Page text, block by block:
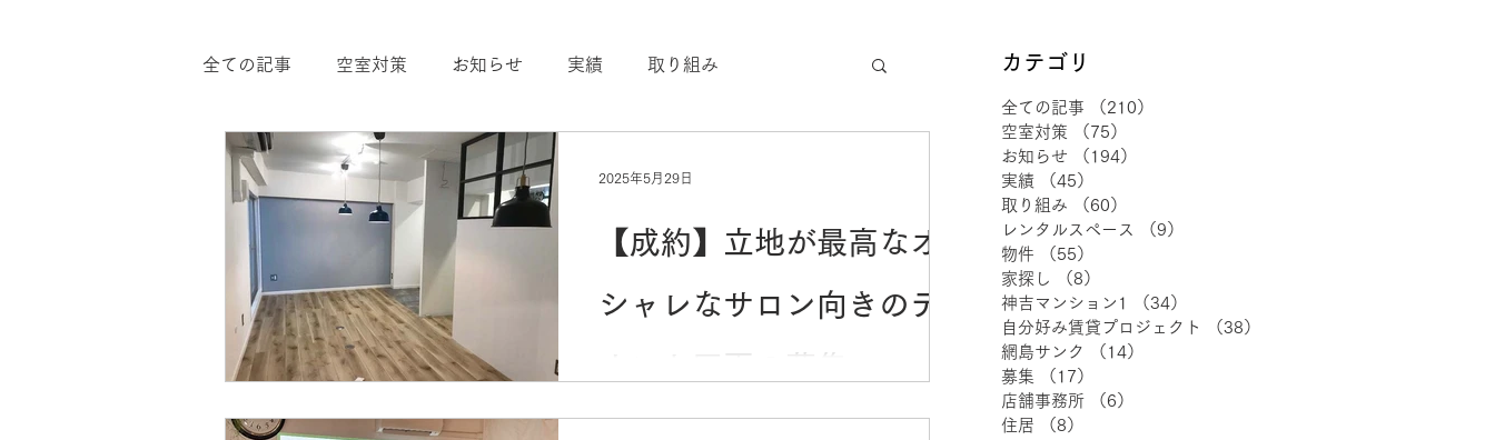
全ての記事 空室対策 お知らせ 実績 取り組み
レンタルスペース 物件 家探し
自分好み賃貸プロジェクト 募集 店舗事務所
住居 シェアオフィス
【成約】立地が最高なオ
シャレなサロン向きのテ
2025年5月29日
​カテゴリ
全ての記事 （210）
空室対策
（75）
お知らせ
（194）
実績
（45）
取り組み
（60）
レンタルスペース
（9）
物件
（55）
家探し
（8）
神吉マンション1
（34）
自分好み賃貸プロジェクト
（38）
網島サンク
（14）
募集
（17）
店舗事務所
（6）
住居
（8）